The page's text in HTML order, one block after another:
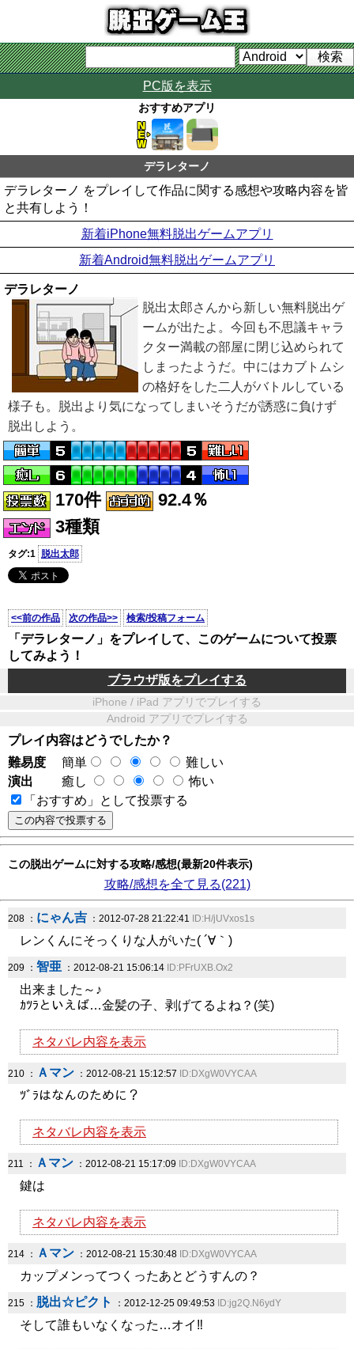
PC版を表示
おすすめアプリ
デラレターノ
デラレターノ をプレイして作品に関する感想や攻略内容を皆
と共有しよう！
新着iPhone無料脱出ゲームアプリ
新着Android無料脱出ゲームアプリ
デラレターノ
脱出太郎さんから新しい無料脱出ゲ
ームが出たよ。今回も不思議キャラ
クター満載の部屋に閉じ込められて
しまったようだ。中にはカブトムシ
の格好をした二人がバトルしている
様子も。脱出より気になってしまいそうだが誘惑に負けず
脱出しよう。
170件
92.4％
3種類
タグ:1 脱出太郎
<<前の作品 次の作品>> 検索/投稿フォーム
「デラレターノ」をプレイして、このゲームについて投票
してみよう！
ブラウザ版をプレイする
iPhone / iPad アプリでプレイする
Android アプリでプレイする
プレイ内容はどうでしたか？
難易度
簡単
難しい
演出
癒し
怖い
「おすすめ」として投票する
この脱出ゲームに対する攻略/感想(最新20件表示)
攻略/感想を全て見る(221)
208 ： にゃん吉 ：2012-07-28 21:22:41 ID:H/jUVxos1s
レンくんにそっくりな人がいた( ´∀｀)
209 ： 智亜 ：2012-08-21 15:06:14 ID:PFrUXB.Ox2
出来ました～♪
ｶﾂﾗといえば…金髪の子、剥げてるよね？(笑)
ネタバレ内容を表示
210 ： Ａマン ：2012-08-21 15:12:57 ID:DXgW0VYCAA
ﾂﾞﾗはなんのために？
ネタバレ内容を表示
211 ： Ａマン ：2012-08-21 15:17:09 ID:DXgW0VYCAA
鍵は
ネタバレ内容を表示
214 ： Ａマン ：2012-08-21 15:30:48 ID:DXgW0VYCAA
カップメンってつくったあとどうすんの？
215 ： 脱出☆ピクト ：2012-12-25 09:49:53 ID:jg2Q.N6ydY
そして誰もいなくなった…オイ‼